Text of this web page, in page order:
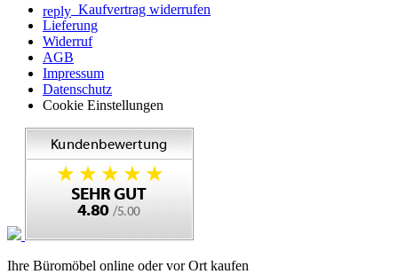
reply Kaufvertrag widerrufen
Lieferung
Widerruf
AGB
Impressum
Datenschutz
Cookie Einstellungen
Ihre Büromöbel online oder vor Ort kaufen